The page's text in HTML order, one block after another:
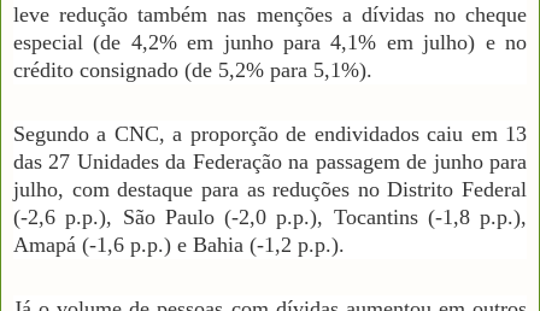
leve redução também nas menções a dívidas no cheque
especial (de 4,2% em junho para 4,1% em julho) e no
crédito consignado (de 5,2% para 5,1%).
Segundo a CNC, a proporção de endividados caiu em 13
das 27 Unidades da Federação na passagem de junho para
julho, com destaque para as reduções no Distrito Federal
(-2,6 p.p.), São Paulo (-2,0 p.p.), Tocantins (-1,8 p.p.),
Amapá (-1,6 p.p.) e Bahia (-1,2 p.p.).